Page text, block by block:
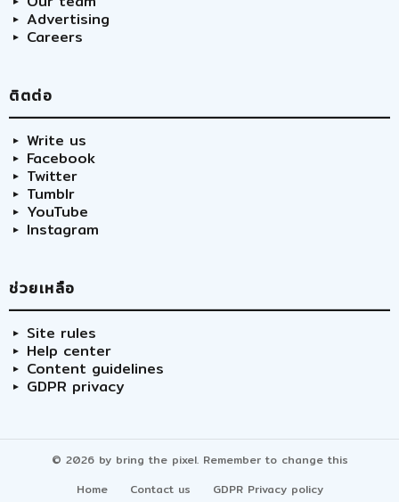
Advertising
Careers
ติตต่อ
Write us
Facebook
Twitter
Tumblr
YouTube
Instagram
ช่วยเหลือ
Site rules
Help center
Content guidelines
GDPR privacy
© 2026 by bring the pixel. Remember to change this
Home
Contact us GDPR Privacy policy